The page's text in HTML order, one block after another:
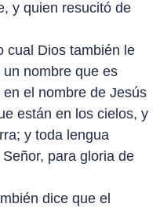
y quien resucitó de
cual Dios también le
nombre que es
el nombre de Jesús
están en los cielos, y
y toda lengua
para gloria de
dice que el